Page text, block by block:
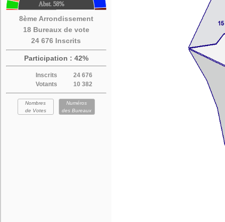
8ème Arrondissement
18 Bureaux de vote
24 676 Inscrits
Participation : 42%
Inscrits
24 676
Votants
10 382
Nombres
de Votes
Numéros
des Bureaux